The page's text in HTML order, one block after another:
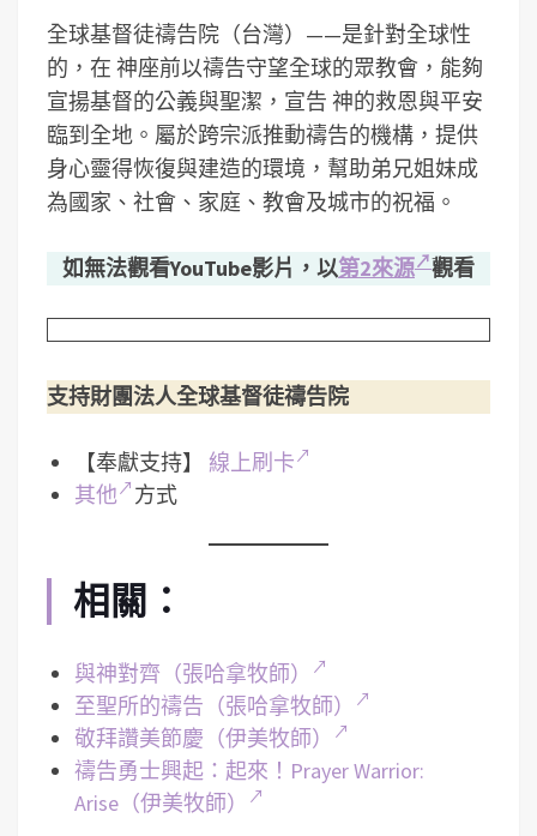
全球基督徒禱告院（台灣）——是針對全球性
的，在 神座前以禱告守望全球的眾教會，能夠
宣揚基督的公義與聖潔，宣告 神的救恩與平安
臨到全地。屬於跨宗派推動禱告的機構，提供
身心靈得恢復與建造的環境，­幫助弟兄姐妹成
為國家、社會、家庭、教會及城市的祝福。
如無法觀看YouTube影片，以第2來源 觀看
支持財團法人全球基督徒禱告院
【奉獻支持】 線上刷卡
其他
方式
相關：
與神對齊（張哈拿牧師）
至聖所的禱告（張哈拿牧師）
敬拜讚美節慶（伊美牧師）
禱告勇士興起：起來！Prayer Warrior:
Arise（伊美牧師）